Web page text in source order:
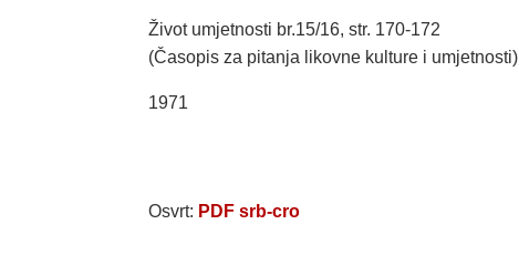
Život umjetnosti br.15/16, str. 170-172
(Časopis za pitanja likovne kulture i umjetnosti)
1971
Osvrt: PDF srb-cro